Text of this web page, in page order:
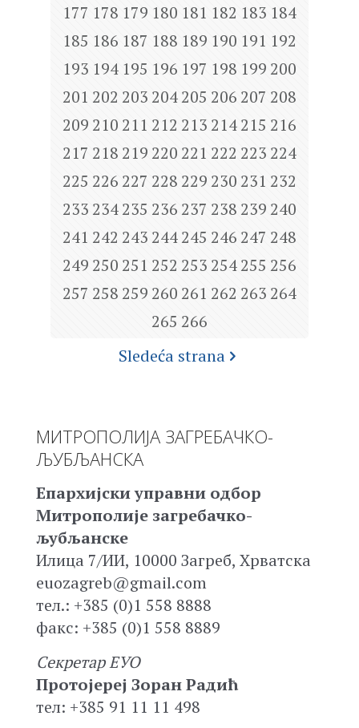
177 178 179 180 181 182 183 184
185 186 187 188 189 190 191 192
193 194 195 196 197 198 199 200
201 202 203 204205 206 207 208
209 210 211 212 213 214215 216
217 218 219 220 221 222 223 224
225 226 227 228 229 230 231 232
233 234235 236 237 238 239 240
241 242 243 244245 246 247 248
249 250 251 252 253 254255 256
257 258 259 260 261 262 263 264
265 266
Sledeća strana
МИТРОПОЛИЈА ЗАГРЕБАЧКО-
ЉУБЉАНСКА
Епархијски управни одбор
Митрополије загребачко-
љубљанске
Илица 7/ИИ, 10000 Загреб, Хрватска
euozagreb@gmail.com
тел.: +385 (0)1 558 8888
факс: +385 (0)1 558 8889
Секретар ЕУО
Протојереј Зоран Радић
тел: +385 91 11 11 498